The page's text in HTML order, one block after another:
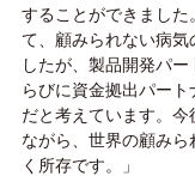
することができまし
て、顧みられない病
したが、製品開発パ
らびに資金拠出パー
だと考えています。
ながら、世界の顧み
く所存です。」